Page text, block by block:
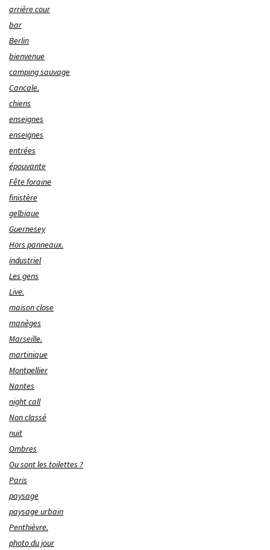
arrière cour
bar
Berlin
bienvenue
camping sauvage
Cancale.
chiens
enseignes
enseignes
entrées
épouvante
Fête foraine
finistère
gelbique
Guernesey
Hors panneaux.
industriel
Les gens
Live.
maison close
manèges
Marseille.
martinique
Montpellier
Nantes
night call
Non classé
nuit
Ombres
Ou sont les toilettes ?
Paris
paysage
paysage urbain
Penthièvre.
photo du jour